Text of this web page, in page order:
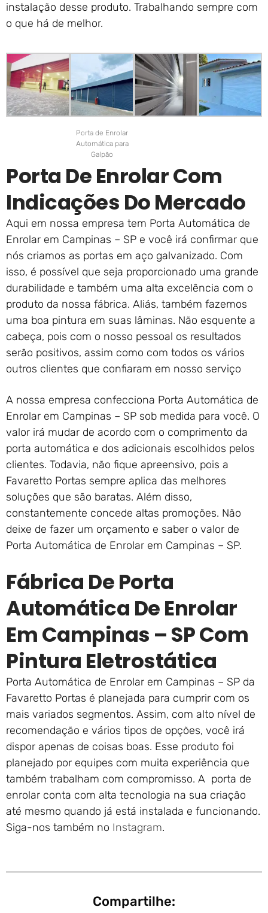
instalação desse produto. Trabalhando sempre com
o que há de melhor.
Porta de Enrolar
Automática para
Galpão
Porta De Enrolar Com
Indicações Do Mercado
Aqui em nossa empresa tem Porta Automática de
Enrolar em Campinas – SP e você irá confirmar que
nós criamos as portas em aço galvanizado. Com
isso, é possível que seja proporcionado uma grande
durabilidade e também uma alta excelência com o
produto da nossa fábrica. Aliás, também fazemos
uma boa pintura em suas lâminas. Não esquente a
cabeça, pois com o nosso pessoal os resultados
serão positivos, assim como com todos os vários
outros clientes que confiaram em nosso serviço
A nossa empresa confecciona Porta Automática de
Enrolar em Campinas – SP sob medida para você. O
valor irá mudar de acordo com o comprimento da
porta automática e dos adicionais escolhidos pelos
clientes. Todavia, não fique apreensivo, pois a
Favaretto Portas sempre aplica das melhores
soluções que são baratas. Além disso,
constantemente concede altas promoções. Não
deixe de fazer um orçamento e saber o valor de
Porta Automática de Enrolar em Campinas – SP.
Fábrica De Porta
Automática De Enrolar
Em Campinas – SP Com
Pintura Eletrostática
Porta Automática de Enrolar em Campinas – SP da
Favaretto Portas é planejada para cumprir com os
mais variados segmentos. Assim, com alto nível de
recomendação e vários tipos de opções, você irá
dispor apenas de coisas boas. Esse produto foi
planejado por equipes com muita experiência que
também trabalham com compromisso. A porta de
enrolar conta com alta tecnologia na sua criação
até mesmo quando já está instalada e funcionando.
Siga-nos também no Instagram.
Compartilhe: